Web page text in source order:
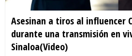
Asesinan a tiros al influencer
durante una transmisión en
Sinaloa(Video)